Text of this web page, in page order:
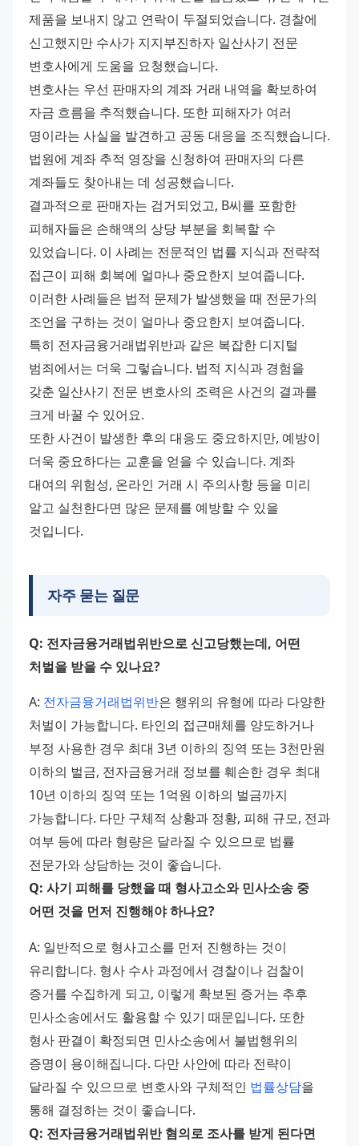
제품을 보내지 않고 연락이 두절되었습니다. 경찰에
신고했지만 수사가 지지부진하자 일산사기 전문
변호사에게 도움을 요청했습니다.
변호사는 우선 판매자의 계좌 거래 내역을 확보하여
자금 흐름을 추적했습니다. 또한 피해자가 여러
명이라는 사실을 발견하고 공동 대응을 조직했습니다.
법원에 계좌 추적 영장을 신청하여 판매자의 다른
계좌들도 찾아내는 데 성공했습니다.
결과적으로 판매자는 검거되었고, B씨를 포함한
피해자들은 손해액의 상당 부분을 회복할 수
있었습니다. 이 사례는 전문적인 법률 지식과 전략적
접근이 피해 회복에 얼마나 중요한지 보여줍니다.
이러한 사례들은 법적 문제가 발생했을 때 전문가의
조언을 구하는 것이 얼마나 중요한지 보여줍니다.
특히 전자금융거래법위반과 같은 복잡한 디지털
범죄에서는 더욱 그렇습니다. 법적 지식과 경험을
갖춘 일산사기 전문 변호사의 조력은 사건의 결과를
크게 바꿀 수 있어요.
또한 사건이 발생한 후의 대응도 중요하지만, 예방이
더욱 중요하다는 교훈을 얻을 수 있습니다. 계좌
대여의 위험성, 온라인 거래 시 주의사항 등을 미리
알고 실천한다면 많은 문제를 예방할 수 있을
것입니다.
자주 묻는 질문
Q: 전자금융거래법위반으로 신고당했는데, 어떤
처벌을 받을 수 있나요?
A: 전자금융거래법위반은 행위의 유형에 따라 다양한
처벌이 가능합니다. 타인의 접근매체를 양도하거나
부정 사용한 경우 최대 3년 이하의 징역 또는 3천만원
이하의 벌금, 전자금융거래 정보를 훼손한 경우 최대
10년 이하의 징역 또는 1억원 이하의 벌금까지
가능합니다. 다만 구체적 상황과 정황, 피해 규모, 전과
여부 등에 따라 형량은 달라질 수 있으므로 법률
전문가와 상담하는 것이 좋습니다.
Q: 사기 피해를 당했을 때 형사고소와 민사소송 중
어떤 것을 먼저 진행해야 하나요?
A: 일반적으로 형사고소를 먼저 진행하는 것이
유리합니다. 형사 수사 과정에서 경찰이나 검찰이
증거를 수집하게 되고, 이렇게 확보된 증거는 추후
민사소송에서도 활용할 수 있기 때문입니다. 또한
형사 판결이 확정되면 민사소송에서 불법행위의
증명이 용이해집니다. 다만 사안에 따라 전략이
달라질 수 있으므로 변호사와 구체적인 법률상담을
통해 결정하는 것이 좋습니다.
Q: 전자금융거래법위반 혐의로 조사를 받게 된다면